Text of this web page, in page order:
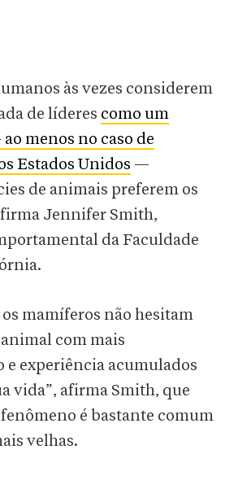
às vezes considerem
de líderes como um
menos no caso de
Estados Unidos —
de animais preferem os
Jennifer Smith,
da Faculdade
os mamíferos não hesitam
com mais
e experiência acumulados
vida”, afirma Smith, que
é bastante comum
velhas.